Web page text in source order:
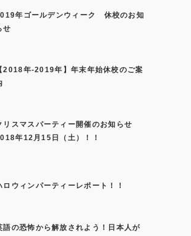
年ゴールデンウィーク 休校のお知
せ
【2018年-2019年】年末年始休校のご案
リスマスパーティー開催のお知らせ
年12月15日（土）！！
ロウィンパーティーレポート！！
語の恐怖から解放されよう！日本人が